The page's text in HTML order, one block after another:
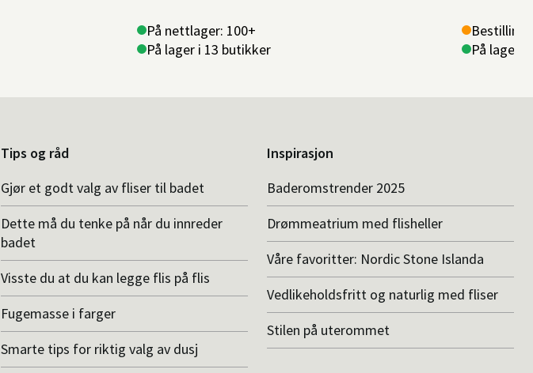
På nettlager: 100+
På lager i 13 butikker
På lager i
Tips og råd
Gjør et godt valg av fliser til badet
Dette må du tenke på når du innreder
badet
Visste du at du kan legge flis på flis
Fugemasse i farger
Smarte tips for riktig valg av dusj
Inspirasjon
Baderomstrender 2025
Drømmeatrium med flisheller
Våre favoritter: Nordic Stone Islanda
Vedlikeholdsfritt og naturlig med fliser
Stilen på uterommet